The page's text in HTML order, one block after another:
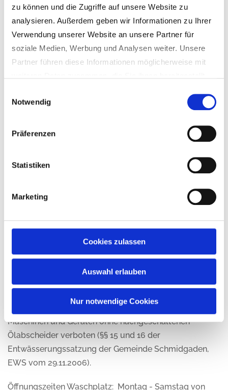
zu können und die Zugriffe auf unsere Website zu
analysieren. Außerdem geben wir Informationen zu Ihrer
Verwendung unserer Website an unsere Partner für
soziale Medien, Werbung und Analysen weiter. Unsere
Partner führen diese Informationen möglicherweise mit
gesammelt haben.
Datenschutzhinweisen
Notwendig
Präferenzen
Statistiken
Marketing
Cookies zulassen
Auswahl erlauben
Nur notwendige Cookies
Darstellung der Lage im Ort
Im Gemeindeteil Trisching wird seit einigen Jahren
durch die Gemeinde Schmidgaden ein Waschplatz zur
ist dieser wieder voll einsatzbereit und kann von allen
Gewerbebetrieben genutzt werden.
Wolfringer Straße unmittelbar neben dem Bachlauf des
Lohgrabens, zwischen der Hausnummer 11 und 13.
Hochdruckreiniger für die Dauer von ca. 4 Minuten
Zum Schutz der Umwelt und der Abwasseranlagen der
Gemeinde ist am Waschplatz ein groß dimensionierter
Öl- und Fettabscheider eingebaut.
Kraftfahrzeugen und insbesondere landwirtschaftlichen
Maschinen und Geräten ohne nachgeschaltenen
Ölabscheider verboten (§§ 15 und 16 der
Entwässerungssatzung der Gemeinde Schmidgaden,
EWS vom 29.11.2006).
Öffnungszeiten Waschplatz: Montag - Samstag von